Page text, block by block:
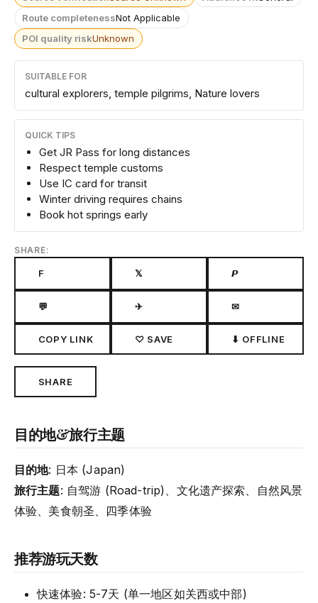
Route completenessNot Applicable
POI quality riskUnknown
SUITABLE FOR
cultural explorers, temple pilgrims, Nature lovers
QUICK TIPS
Get JR Pass for long distances
Respect temple customs
Use IC card for transit
Winter driving requires chains
Book hot springs early
SHARE:
F 𝕏 𝙋
💬 ✈ ✉
COPY LINK ♡ SAVE ⬇ OFFLINE
SHARE
目的地&旅行主题
目的地: 日本 (Japan)
旅行主题: 自驾游 (Road-trip)、文化遗产探索、自然风景
体验、美食朝圣、四季体验
推荐游玩天数
快速体验: 5-7天 (单一地区如关西或中部)